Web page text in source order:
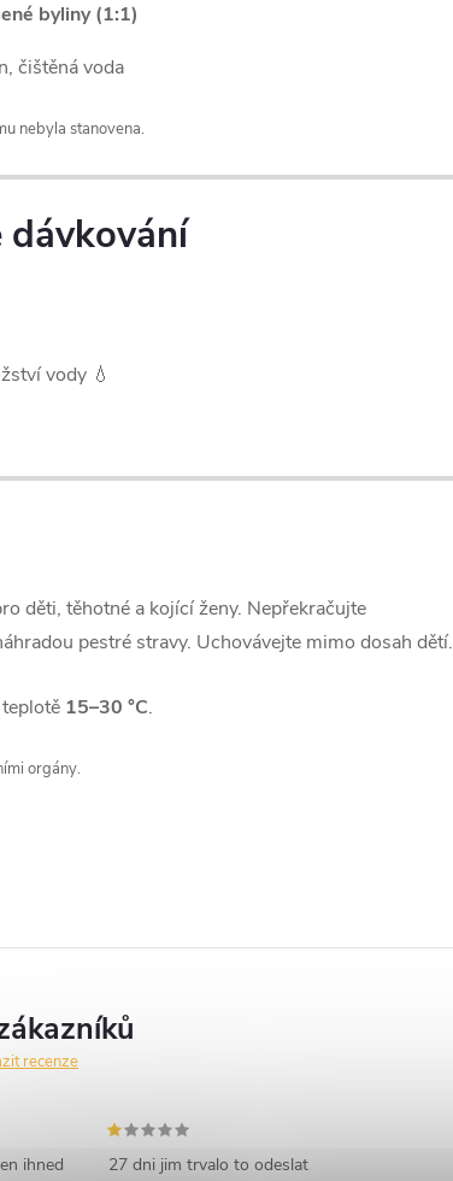
byliny (1:1)
čištěná voda
nebyla stanovena.
dávkování
vody 💧
děti, těhotné a kojící ženy. Nepřekračujte
pestré stravy. Uchovávejte mimo dosah dětí.
15–30 °C.
orgány.
recenze
ihned 27 dni jim trvalo to odeslat